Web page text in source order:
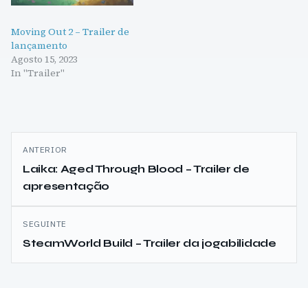
Moving Out 2 – Trailer de
lançamento
Agosto 15, 2023
In "Trailer"
Navegação
de
artigos
ANTERIOR
Laika: Aged Through Blood – Trailer de
apresentação
SEGUINTE
SteamWorld Build – Trailer da jogabilidade